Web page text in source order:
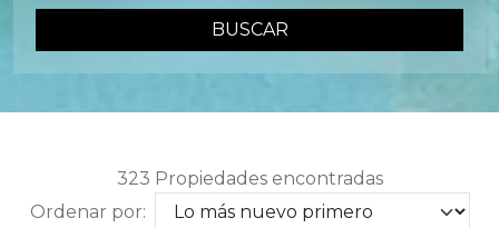
BUSCAR
323 Propiedades encontradas
Ordenar por: